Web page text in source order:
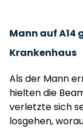
Mann auf
Krankenhaus
Als der Mann
hielten die
verletzte sich
losgehen,